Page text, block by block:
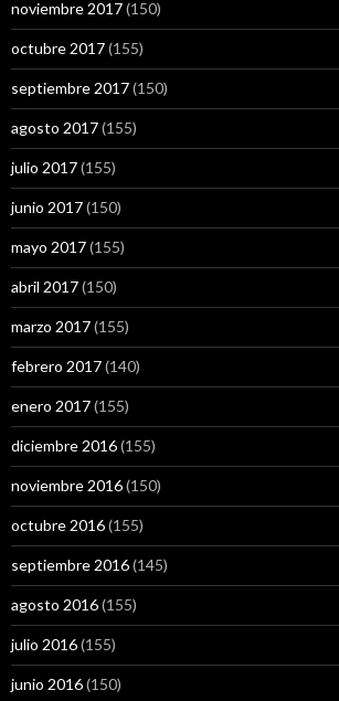
noviembre 2017(150)
octubre 2017(155)
septiembre 2017(150)
agosto 2017(155)
julio 2017(155)
junio 2017(150)
mayo 2017(155)
abril 2017(150)
marzo 2017(155)
febrero 2017(140)
enero 2017(155)
diciembre 2016(155)
noviembre 2016(150)
octubre 2016(155)
septiembre 2016(145)
agosto 2016(155)
julio 2016(155)
junio 2016(150)